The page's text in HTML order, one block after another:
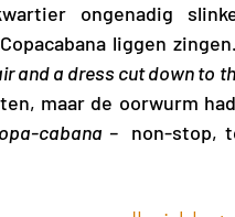
ongenadig
liggen zingen.
and a dress cut down to
maar de oorwurm
cabana – non-stop,